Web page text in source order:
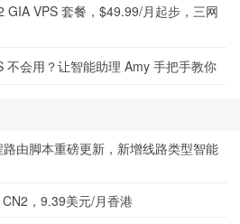
GIA VPS 套餐，$49.99/月起步，三网
不会用？让智能助理 Amy 手把手教你
由脚本重磅更新，新增线路类型智能
，9.39美元/月香港